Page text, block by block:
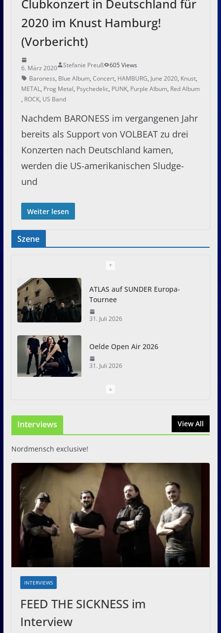
Clubkonzert in Deutschland für
2020 im Knust Hamburg!
(Vorbericht)
6. März 2020 Stefanie Preuß
605 Views
Baroness, Blue Album, Concert, HAMBURG, June 2020, Knust,
METAL, Prog Metal, Psychedelic, PUNK, Purple Album, Red Album
, ROCK, US Band
Nachdem BARONESS im vergangenen Jahr
bereits als Support von VOLBEAT zu drei
Konzerten nach Deutschland kamen,
werden die US-amerikanischen Sludge-
und
Weiter lesen
Szene
ATLAS auf SUNDER Europa-
Tournee
31. Juli 2026
Oelde Open Air 2026
31. Juli 2026
I Prevail – Violent Nature
Interviews View All
Nordmensch exclusive!
INTERVIEWS
FEED THE SICKNESS im
Interview